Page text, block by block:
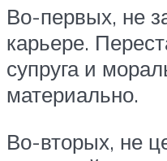
Во-первых, не
карьере.
супруга и
материально.
Во-вторых, не